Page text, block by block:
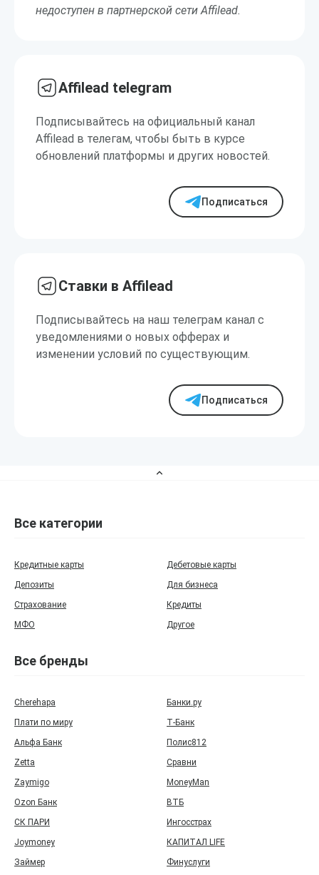
недоступен в партнерской сети Affilead.
Affilead telegram
Подписывайтесь на официальный канал
Affilead в телегам, чтобы быть в курсе
обновлений платформы и других новостей.
Подписаться
Ставки в Affilead
Подписывайтесь на наш телеграм канал с
уведомлениями о новых офферах и
изменении условий по существующим.
Подписаться
Все категории
Кредитные карты
Дебетовые карты
Депозиты
Для бизнеса
Страхование
Кредиты
МФО
Другое
Все бренды
Cherehapa
Банки.ру
Плати по миру
Т‑Банк
Альфа Банк
Полис812
Zetta
Сравни
Zaymigo
MoneyMan
Ozon Банк
ВТБ
СК ПАРИ
Ингосстрах
Joymoney
КАПИТАЛ LIFE
Займер
Финуслуги